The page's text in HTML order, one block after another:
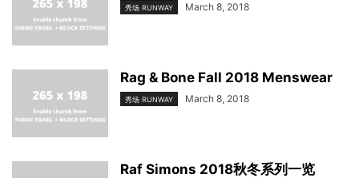
秀场 RUNWAY March 8, 2018
Rag & Bone Fall 2018 Menswear
秀场 RUNWAY March 8, 2018
Raf Simons 2018秋冬系列一览